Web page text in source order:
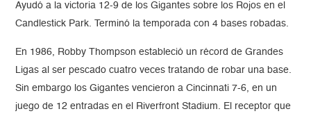
Ayudó a la victoria 12-9 de los Gigantes sobre los Rojos en el
Candlestick Park. Terminó la temporada con 4 bases robadas.
En 1986, Robby Thompson estableció un récord de Grandes
Ligas al ser pescado cuatro veces tratando de robar una base.
Sin embargo los Gigantes vencieron a Cincinnati 7-6, en un
juego de 12 entradas en el Riverfront Stadium. El receptor que